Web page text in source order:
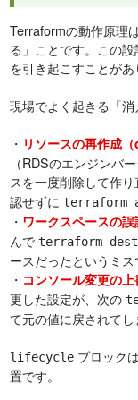
Terraformの動作原理
る」ことです。この
を引き起こすことがあ
現場でよく起きる「消
・ リソースの再作成
（RDSのエンジンバ
スを一度削除して作
認せずにterraform
・ ワークスペースの誤
んでterraform
ースだったというミス
・ コンソール変更の
更した設定が、次の
て元の値に戻されて
lifecycle ブロック
置です。